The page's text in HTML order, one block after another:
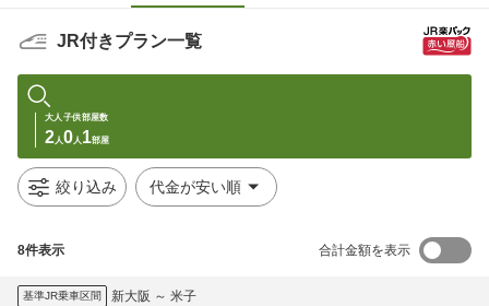
JR付きプラン一覧
大人
2人
子供
0人
部屋数
1部屋
絞り込み 代金が安い順
8件表示 合計金額を表示
基準JR乗車区間 新大阪 ～ 米子